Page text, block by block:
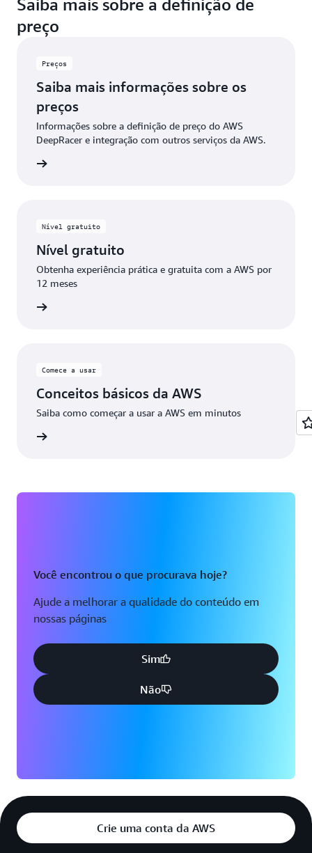
modelos de RL e implantá-los no carro do AWS
DeepRacer de maneira manual.
Saiba mais sobre a definição de
preço
Preços
Saiba mais informações sobre os
preços
Informações sobre a definição de preço do AWS
DeepRacer e integração com outros serviços da AWS.
Nível gratuito
Nível gratuito
Obtenha experiência prática e gratuita com a AWS por
12 meses
Comece a usar
Conceitos básicos da AWS
Saiba como começar a usar a AWS em minutos
Você encontrou o que procurava hoje?
Ajude a melhorar a qualidade do conteúdo em
nossas páginas
Sim
Não
Crie uma conta da AWS